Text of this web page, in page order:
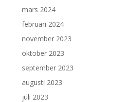
mars 2024
februari 2024
november 2023
oktober 2023
september 2023
augusti 2023
juli 2023